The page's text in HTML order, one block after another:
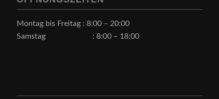
Montag bis Freitag : 8:00 – 20:00
Samstag : 8:00 – 18:00